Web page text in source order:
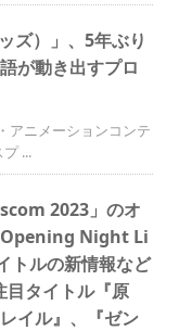
ズ）」、5年ぶり
が動き出すプロ
アニメーションコンテ
...
2023」のオ
Opening Night Li
トルの新情報など
タイトル『原
イル』、『ゼン